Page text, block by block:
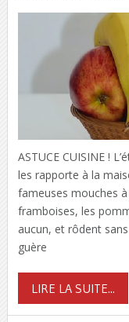
ASTUCE CUISINE !
les rapporte à la
fameuses mouches
framboises, les
aucun, et rôdent
guère
LIRE LA SUITE...